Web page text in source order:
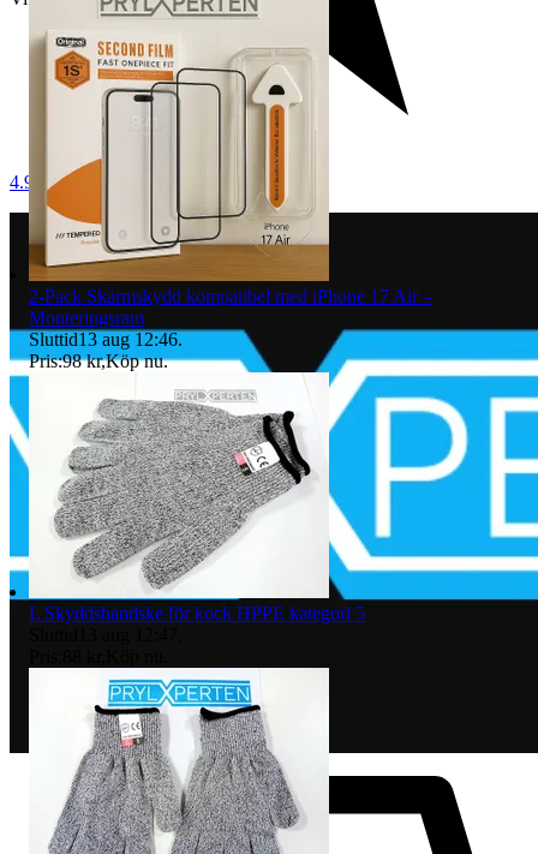
4.9
2-Pack Skärmskydd kompatibel med iPhone 17 Air –
Monteringsram
Sluttid13 aug 12:46.
Pris:98 kr,Köp nu.
L Skyddshandske för kock HPPE kategori 5